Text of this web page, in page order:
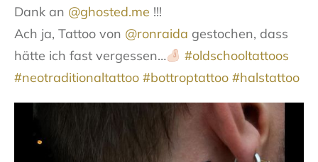
Dank an @ghosted.me !!!
Ach ja, Tattoo von @ronraida gestochen, dass
hätte ich fast vergessen…
#oldschooltattoos
#neotraditionaltattoo #bottroptattoo #halstattoo